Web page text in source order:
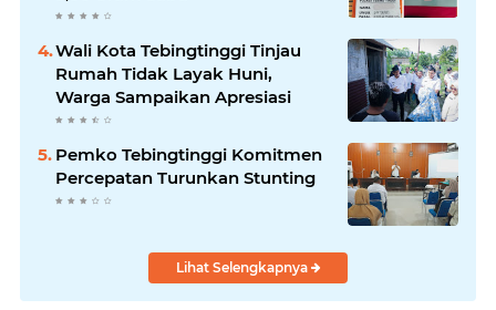
Wali Kota Tebingtinggi Tinjau
Rumah Tidak Layak Huni,
Warga Sampaikan Apresiasi
Pemko Tebingtinggi Komitmen
Percepatan Turunkan Stunting
Lihat Selengkapnya